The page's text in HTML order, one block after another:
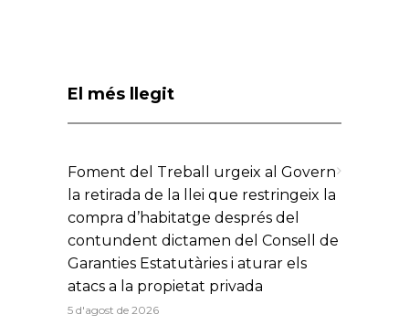
El més llegit
Foment del Treball urgeix al Govern
la retirada de la llei que restringeix la
compra d’habitatge després del
contundent dictamen del Consell de
Garanties Estatutàries i aturar els
atacs a la propietat privada
5 d'agost de 2026